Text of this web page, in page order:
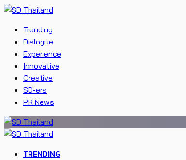
Trending
Dialogue
Experience
Innovative
Creative
SD-ers
PR News
TRENDING